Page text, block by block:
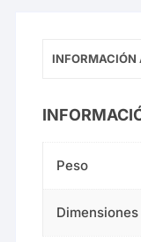
INFORMACIÓN
Peso
Dimensiones